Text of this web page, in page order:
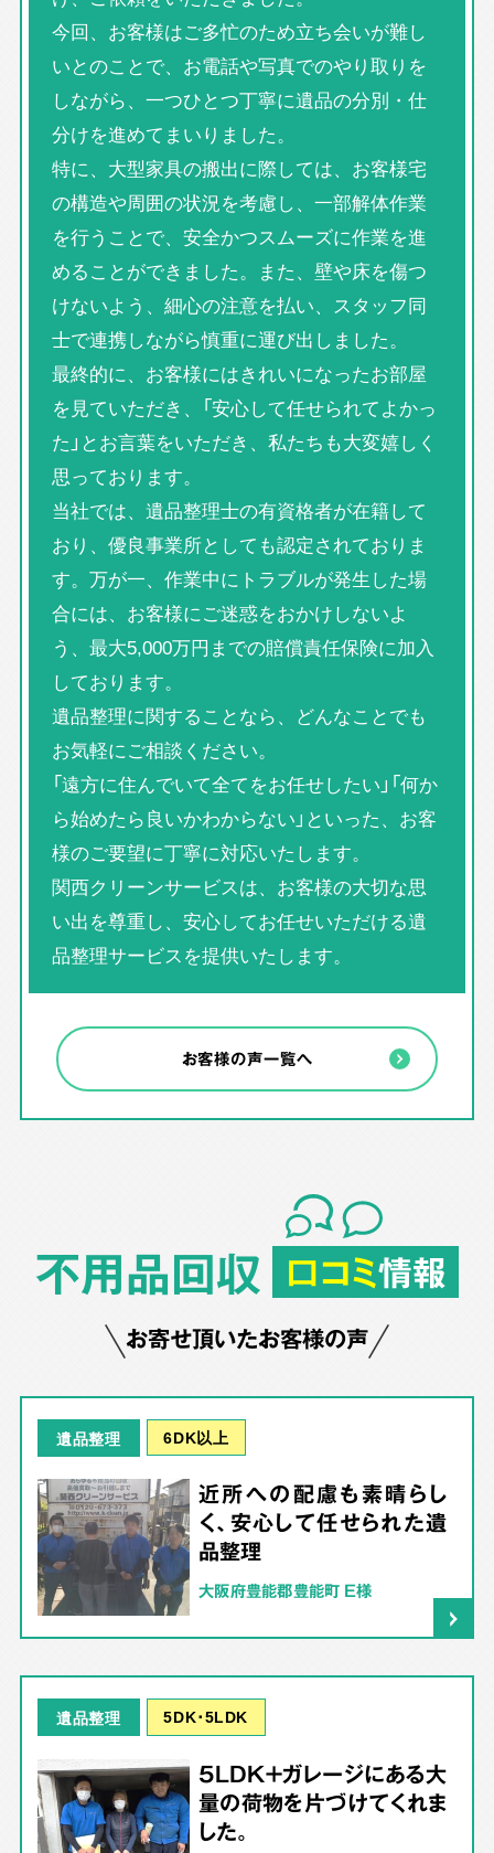
今回、お客様はご多忙のため立ち会いが難し
いとのことで、お電話や写真でのやり取りを
しながら、一つひとつ丁寧に遺品の分別・仕
分けを進めてまいりました。
特に、大型家具の搬出に際しては、お客様宅
の構造や周囲の状況を考慮し、一部解体作業
を行うことで、安全かつスムーズに作業を進
めることができました。また、壁や床を傷つ
けないよう、細心の注意を払い、スタッフ同
士で連携しながら慎重に運び出しました。
最終的に、お客様にはきれいになったお部屋
を見ていただき、「安心して任せられてよかっ
た」とお言葉をいただき、私たちも大変嬉しく
思っております。
当社では、遺品整理士の有資格者が在籍して
おり、優良事業所としても認定されておりま
す。万が一、作業中にトラブルが発生した場
合には、お客様にご迷惑をおかけしないよ
う、最大5,000万円までの賠償責任保険に加入
しております。
遺品整理に関することなら、どんなことでも
お気軽にご相談ください。
「遠方に住んでいて全てをお任せしたい」「何か
ら始めたら良いかわからない」といった、お客
様のご要望に丁寧に対応いたします。
関西クリーンサービスは、お客様の大切な思
い出を尊重し、安心してお任せいただける遺
品整理サービスを提供いたします。
お客様の声一覧へ
不用品回収 口コミ情報
お寄せ頂いたお客様の声
遺品整理 6DK以上
近所への配慮も素晴らし
く、安心して任せられた遺
品整理
大阪府豊能郡豊能町 E様
遺品整理 5DK･5LDK
5LDK＋ガレージにある大
量の荷物を片づけてくれま
した。